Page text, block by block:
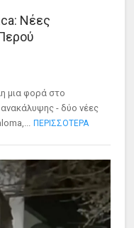
Νέες
μια φορά στο
- δύο νέες
ΠΕΡΙΣΣΟΤΕΡΑ